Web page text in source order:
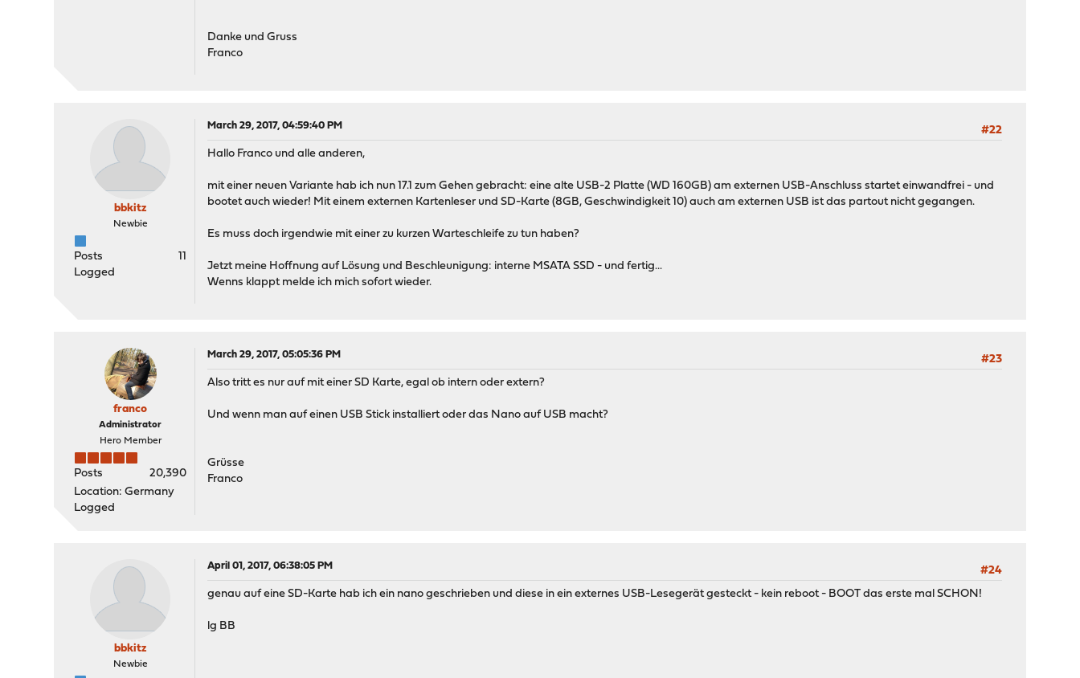
Danke und Gruss
Franco
bbkitz
Newbie
Posts
11
Logged
March 29, 2017, 04:59:40 PM
#22
Hallo Franco und alle anderen,
mit einer neuen Variante hab ich nun 17.1 zum Gehen gebracht: eine alte USB-2 Platte (WD 160GB) am externen USB-Anschluss startet einwandfrei - und
bootet auch wieder! Mit einem externen Kartenleser und SD-Karte (8GB, Geschwindigkeit 10) auch am externen USB ist das partout nicht gegangen.
Es muss doch irgendwie mit einer zu kurzen Warteschleife zu tun haben?
Jetzt meine Hoffnung auf Lösung und Beschleunigung: interne MSATA SSD - und fertig...
Wenns klappt melde ich mich sofort wieder.
franco
Administrator
Hero Member
Posts
20,390
Location: Germany
Logged
March 29, 2017, 05:05:36 PM
#23
Also tritt es nur auf mit einer SD Karte, egal ob intern oder extern?
Und wenn man auf einen USB Stick installiert oder das Nano auf USB macht?
Grüsse
Franco
bbkitz
Newbie
April 01, 2017, 06:38:05 PM
#24
genau auf eine SD-Karte hab ich ein nano geschrieben und diese in ein externes USB-Lesegerät gesteckt - kein reboot - BOOT das erste mal SCHON!
lg BB